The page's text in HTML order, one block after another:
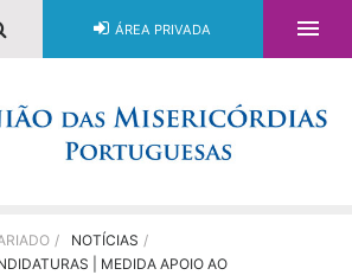
ÁREA PRIVADA 
/ NOTÍCIAS /
| MEDIDA APOIO AO